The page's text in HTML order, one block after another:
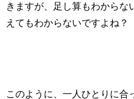
きますが、足し算もわからな
えてもわからないですよね？
このように、一人ひとりに